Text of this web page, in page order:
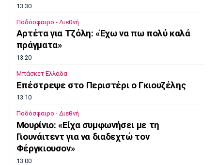
13:30
Ποδόσφαιρο - Διεθνή
Αρτέτα για Τζόλη: «Έχω να πω πολύ καλά
πράγματα»
13:20
Μπάσκετ Ελλάδα
Επέστρεψε στο Περιστέρι ο Γκιουζέλης
13:10
Ποδόσφαιρο - Διεθνή
Μουρίνιο: «Είχα συμφωνήσει με τη
Γιουνάιτεντ για να διαδεχτώ τον
Φέργκιουσον»
13:00